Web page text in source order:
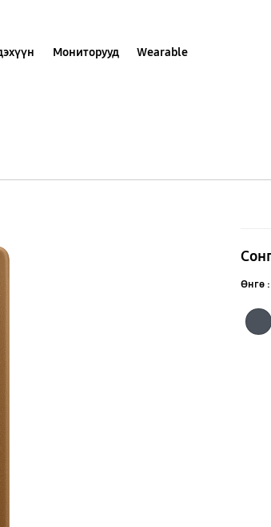
Мониторууд Wearable
Гэр
Өнгө :